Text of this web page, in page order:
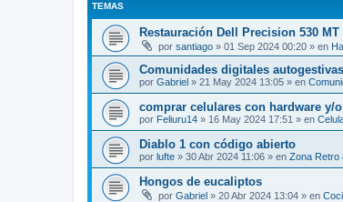
TEMAS
Restauración Dell Precision 530 MT
por santiago » 01 Sep 2024 00:20 » en
Comunidades digitales
por Gabriel » 21 May 2024 13:05 » en
comprar celulares con hardware y/
por Feliuru14 » 16 May 2024 17:51 » en
Diablo 1 con código abierto
por lufte » 30 Abr 2024 11:06 » en Zona Retro
Hongos de eucaliptos
por Gabriel » 20 Abr 2024 13:04 » en